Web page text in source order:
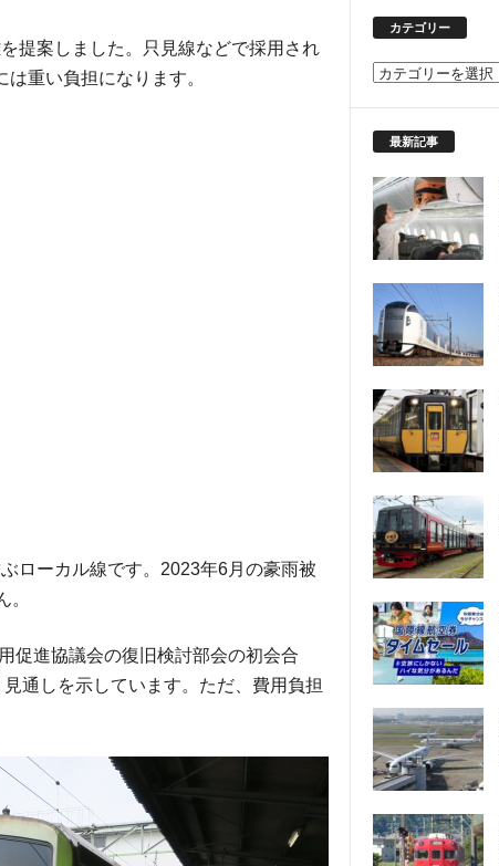
提案しました。只見線などで採用され
重い負担になります。
ローカル線です。2023年6月の豪雨被
促進協議会の復旧検討部会の初会合
通しを示しています。ただ、費用負担
カテゴリー
カ
最新記事